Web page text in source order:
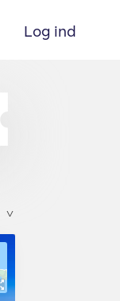
Log ind
>